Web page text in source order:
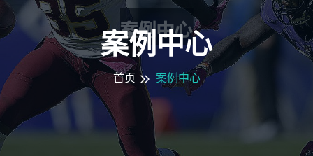
案例中心
首页 案例中心